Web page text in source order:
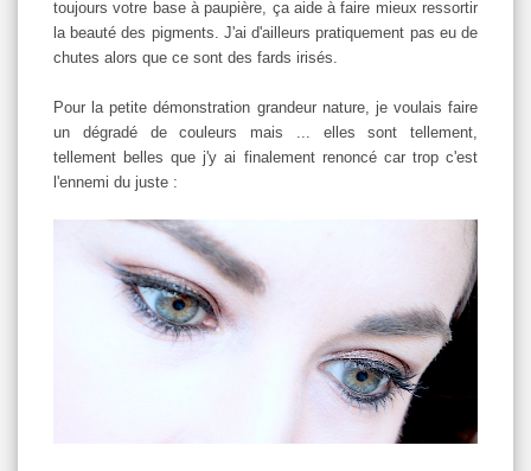
toujours votre base à paupière, ça aide à faire mieux ressortir
la beauté des pigments. J'ai d'ailleurs pratiquement pas eu de
chutes alors que ce sont des fards irisés.
Pour la petite démonstration grandeur nature, je voulais faire
un dégradé de couleurs mais ... elles sont tellement,
tellement belles que j'y ai finalement renoncé car trop c'est
l'ennemi du juste :